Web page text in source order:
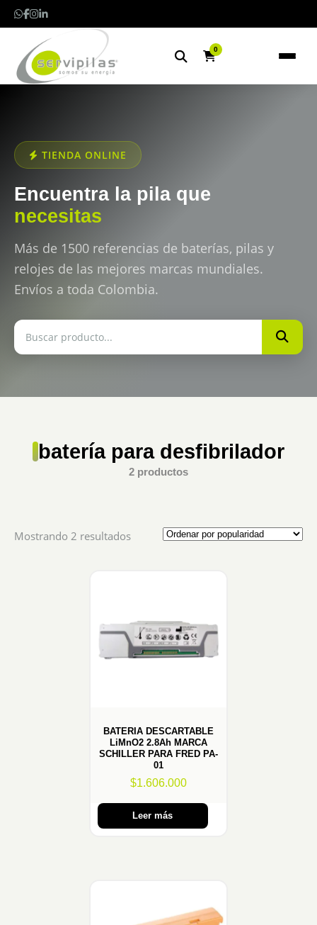
0
TIENDA ONLINE
Encuentra la pila que
necesitas
Más de 1500 referencias de baterías, pilas y
relojes de las mejores marcas mundiales.
Envíos a toda Colombia.
batería para desfibrilador
2 productos
Mostrando 2 resultadosSorted
BATERIA DESCARTABLE
LiMnO2 2.8Ah MARCA
SCHILLER PARA FRED PA-
01
$1.606.000
Leer más